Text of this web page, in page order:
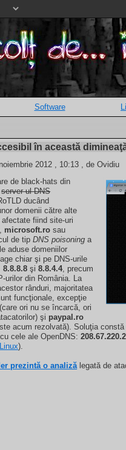
Software
în această
2012 , 10:13 , de Ovidiu
de black-hats din
server-ul DNS
ducând
domenii către alte
fiind site-uri
microsoft.ro sau
de tipDNS poisoning a
aduse domeniilor
chiar şi pe DNS-urile
8.8.8.8 şi8.8.4.4, precum
urilor din România. La
rânduri, majoritatea
funcţionale, excepţie
(care ori nu se încarcă, ori
şi paypal.ro
acum rezolvată). Soluţia
cele ale OpenDNS:
).
prezintă o analiză legată de